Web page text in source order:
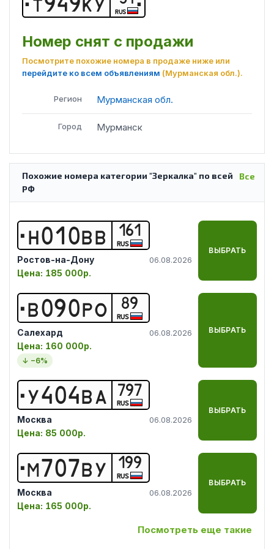
RUS
Номер снят с продажи
Посмотрите похожие номера в продаже ниже или
перейдите ко всем объявлениям (Мурманская обл.).
Регион Мурманская обл.
Город Мурманск
Все
Похожие номера категории "Зеркалка" по всей
РФ
Н01 0ВВ 161
RUS
Ростов-на-Дону 06.08.2026
Цена: 185 000р.
ВЫБРАТЬ
В090РО 89
RUS
Салехард 06.08.2026
Цена: 160 000р.
↓ −6%
ВЫБРАТЬ
У404В А 797
RUS
Москва 06.08.2026
Цена: 85 000р.
ВЫБРАТЬ
М707ВУ 199
RUS
Москва 06.08.2026
Цена: 165 000р.
ВЫБРАТЬ
Посмотреть еще такие